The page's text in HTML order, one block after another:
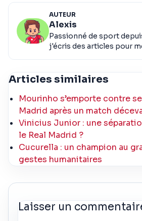
AUTEUR
Alexis
Passionné de sport
j'écris des articles pour
Articles similaires
Mourinho s’emporte contre
Madrid après un match
Vinicius Junior : une
le Real Madrid ?
Cucurella : un champion au
gestes humanitaires
Laisser un